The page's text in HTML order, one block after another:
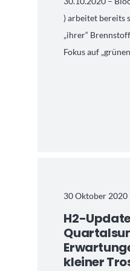
) arbeitet bereits
„ihrer“
Fokus auf
30 Oktober 2020
H2-
kleiner